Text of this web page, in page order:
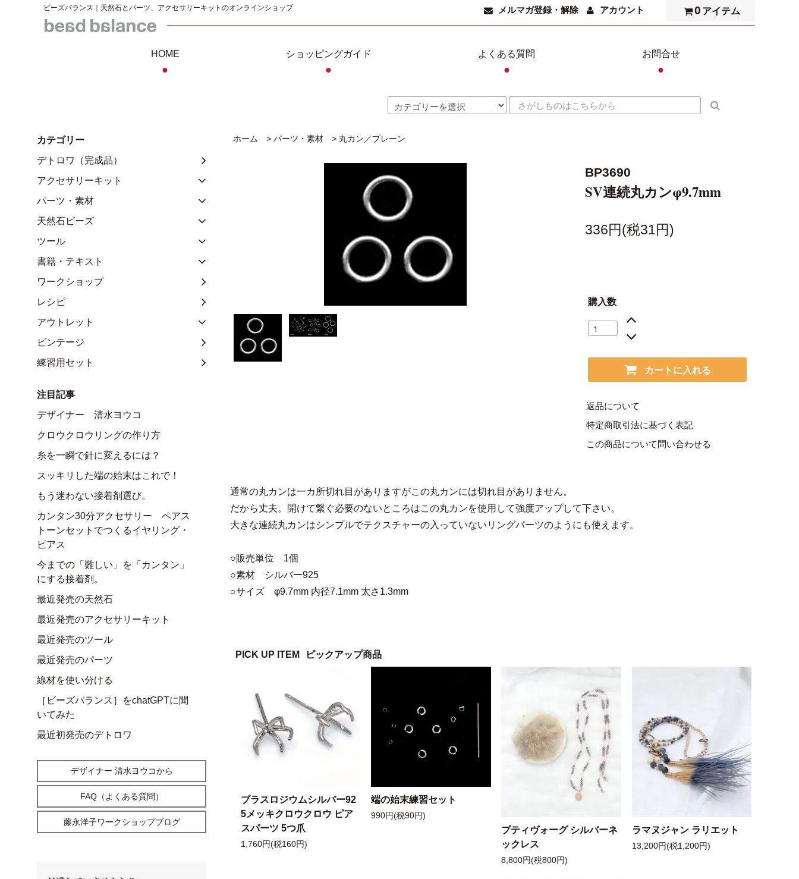
ビーズバランス｜天然石とパーツ、アクセサリーキットのオンラインショップ メルマガ登録・解除 アカウント 0 アイテム
HOME
●
ショッピングガイド
●
よくある質問
●
お問合せ
●
ホーム > パーツ・素材 > 丸カン／プレーン
BP3690
SV連続丸カンφ9.7mm
336円(税31円)
購入数
カートに入れる
返品について
特定商取引法に基づく表記
この商品について問い合わせる
通常の丸カンは一カ所切れ目がありますがこの丸カンには切れ目がありません。
だから丈夫。開けて繋ぐ必要のないところはこの丸カンを使用して強度アップして下さい。
大きな連続丸カンはシンプルでテクスチャーの入っていないリングパーツのようにも使えます。
○販売単位 1個
○素材 シルバー925
○サイズ φ9.7mm 内径7.1mm 太さ1.3mm
PICK UP ITEM ピックアップ商品
ブラスロジウムシルバー92
5メッキクロウクロウ ピア
スパーツ 5つ爪
1,760円(税160円)
端の始末練習セット
990円(税90円)
プティヴォーグ シルバーネ
ックレス
8,800円(税800円)
ラマヌジャン ラリエット
13,200円(税1,200円)
カテゴリー
デトロワ（完成品）
アクセサリーキット
パーツ・素材
天然石ビーズ
ツール
書籍・テキスト
ワークショップ
レシピ
アウトレット
ビンテージ
練習用セット
注目記事
デザイナー 清水ヨウコ
クロウクロウリングの作り方
糸を一瞬で針に変えるには？
スッキリした端の始末はこれで！
もう迷わない接着剤選び。
カンタン30分アクセサリー ペアス
トーンセットでつくるイヤリング・
ピアス
今までの「難しい」を「カンタン」
にする接着剤。
最近発売の天然石
最近発売のアクセサリーキット
最近発売のツール
最近発売のパーツ
線材を使い分ける
［ビーズバランス］をchatGPTに聞
いてみた
最近初発売のデトロワ
デザイナー 清水ヨウコから
FAQ（よくある質問）
藤永洋子ワークショップブログ